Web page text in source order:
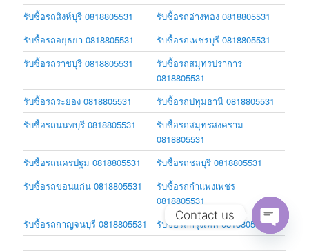
รับซื้อรถสิงห์บุรี 0818805531
รับซื้อรถอ่างทอง 0818805531
รับซื้อรถอยุธยา 0818805531
รับซื้อรถเพชรบุรี 0818805531
รับซื้อรถราชบุรี 0818805531
รับซื้อรถสมุทรปราการ
0818805531
รับซื้อรถระยอง 0818805531
รับซื้อรถปทุมธานี 0818805531
รับซื้อรถนนทบุรี 0818805531
รับซื้อรถสมุทรสงคราม
0818805531
รับซื้อรถนครปฐม 0818805531
รับซื้อรถชลบุรี 0818805531
รับซื้อรถขอนแก่น 0818805531
รับซื้อรถกำแพงเพชร
0818805531
รับซื้อรถกาญจนบุรี 0818805531
รับซื้อรถกรุงเทพ 0818805531
Contact us
Open
chaty